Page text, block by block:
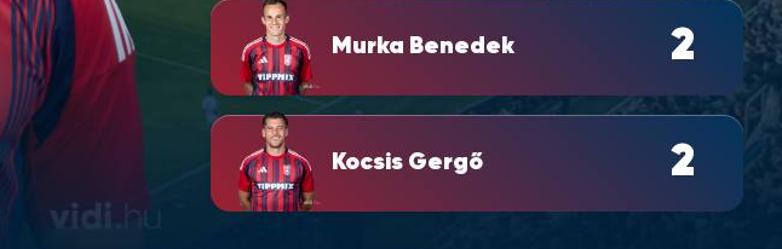
Murka Benedek 2
Kocsis Gergő 2